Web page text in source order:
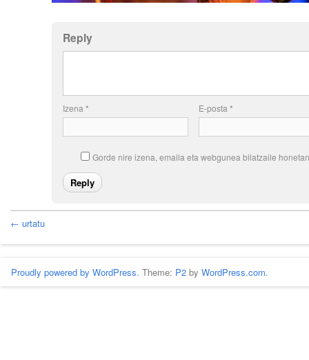
Reply
Izena * E-posta *
Gorde nire izena, emaila eta webgunea bilatzaile
← urtatu
Proudly powered by WordPress. Theme: P2 by WordPress.com.